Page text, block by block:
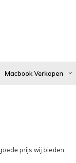
Macbook Verkopen
prijs wij bieden.